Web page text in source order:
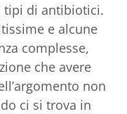
tipi di antibiotici.
e alcune
complesse,
che avere
non
ci si trova in